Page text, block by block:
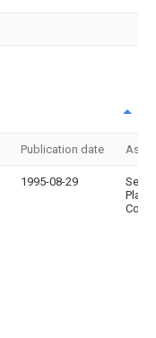
Publication date
1995-08-29
Co